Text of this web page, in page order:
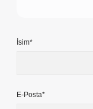
İsim*
E-Posta*